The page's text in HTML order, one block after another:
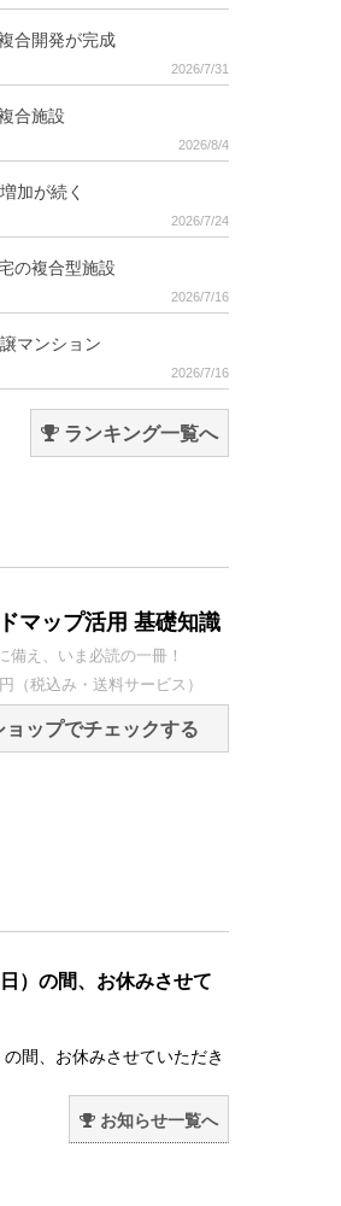
合開発が完成
2026/7/31
合施設
2026/8/4
加が続く
2026/7/24
の複合型施設
2026/7/16
マンション
2026/7/16
ランキング一覧へ
マップ活用 基礎知識
備え、いま必読の一冊！
（税込み・送料サービス）
ップでチェックする
）の間、お休みさせて
間、お休みさせていただき
お知らせ一覧へ